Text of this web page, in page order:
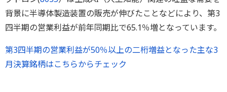
背景に半導体製造装置の販売が伸びたことなどにより、第3
四半期の営業利益が前年同期比で65.1％増となっています。
第3四半期の営業利益が50％以上の二桁増益となった主な3
月決算銘柄はこちらからチェック